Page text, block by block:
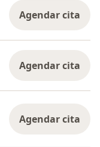
Agendar cita
Agendar cita
Agendar cita